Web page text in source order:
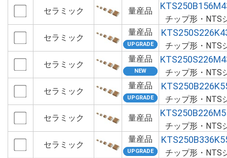
セラミック
量産品
チップ形・NTS
セラミック
量産品
チップ形・NTS
セラミック
量産品
チップ形・NTS
セラミック
量産品
チップ形・NTS
セラミック
量産品
チップ形・NTS
セラミック
量産品
チップ形・NTS